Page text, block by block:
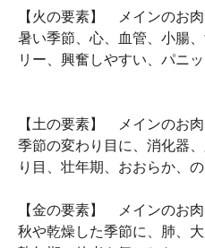
【火の要素】 メインのお
暑い季節、心、血管、小腸
リー、興奮しやすい、パニ
【土の要素】 メインのお
季節の変わり目に、消化器
り目、壮年期、おおらか、
【金の要素】 メインのお
秋や乾燥した季節に、肺、